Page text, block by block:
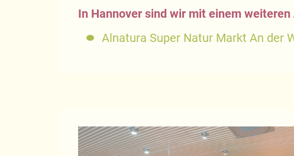
In Hannover sind wir mit einem
Alnatura Super Natur Markt An der